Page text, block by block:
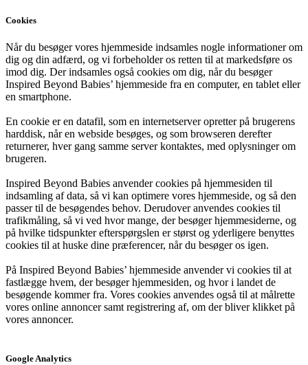
Cookies
Når du besøger vores hjemmeside indsamles nogle informationer om
dig og din adfærd, og vi forbeholder os retten til at markedsføre os
imod dig. Der indsamles også cookies om dig, når du besøger
Inspired Beyond Babies’ hjemmeside fra en computer, en tablet eller
en smartphone.
En cookie er en datafil, som en internetserver opretter på brugerens
harddisk, når en webside besøges, og som browseren derefter
returnerer, hver gang samme server kontaktes, med oplysninger om
brugeren.
Inspired Beyond Babies anvender cookies på hjemmesiden til
indsamling af data, så vi kan optimere vores hjemmeside, og så den
passer til de besøgendes behov. Derudover anvendes cookies til
trafikmåling, så vi ved hvor mange, der besøger hjemmesiderne, og
på hvilke tidspunkter efterspørgslen er størst og yderligere benyttes
cookies til at huske dine præferencer, når du besøger os igen.
På Inspired Beyond Babies’ hjemmeside anvender vi cookies til at
fastlægge hvem, der besøger hjemmesiden, og hvor i landet de
besøgende kommer fra. Vores cookies anvendes også til at målrette
vores online annoncer samt registrering af, om der bliver klikket på
vores annoncer.
Google Analytics